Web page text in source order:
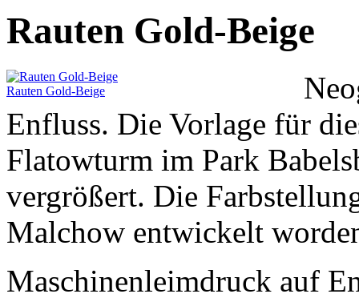
Rauten Gold-Beige
Rauten Gold-Beige
Enfluss. Die Vorlage für
Flatowturm im Park
vergrößert. Die
Malchow entwickelt
Maschinenleimdruck auf